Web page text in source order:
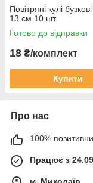
Повітряні кулі
13 см 10 шт.
Готово до відправки
18 ₴/комплект
Купити
Про нас
100%
Працює з